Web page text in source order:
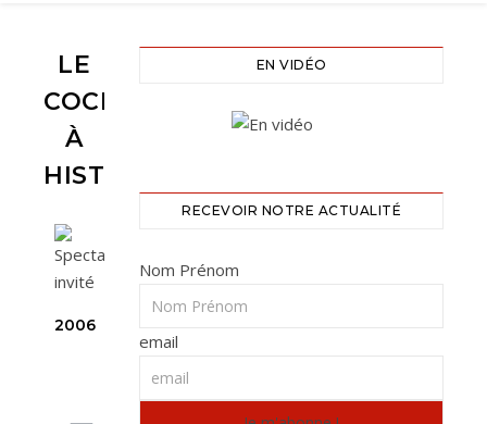
LE
COCHON
À
HISTOIRES
2006
EN VIDÉO
RECEVOIR NOTRE ACTUALITÉ
Nom Prénom
email